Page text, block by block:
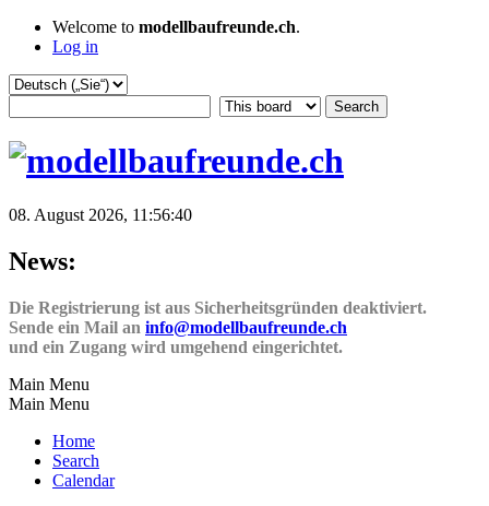
Welcome to modellbaufreunde.ch.
Log in
08. August 2026, 11:56:40
News:
Die Registrierung ist aus Sicherheitsgründen deaktiviert.
Sende ein Mail an info@modellbaufreunde.ch
und ein Zugang wird umgehend eingerichtet.
Main Menu
Main Menu
Home
Search
Calendar